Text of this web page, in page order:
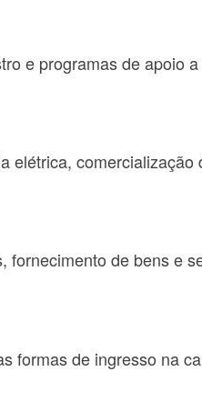
e programas de apoio
elétrica, comercialização
de bens e
formas de ingresso na